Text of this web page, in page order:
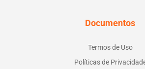
Documentos
Termos de Uso
Políticas de